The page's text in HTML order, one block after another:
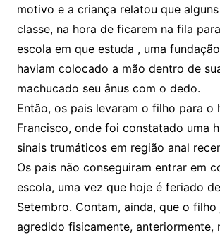
motivo e a criança relatou que
classe, na hora de ficarem na fila
escola em que estuda , uma
haviam colocado a mão dentro de
machucado seu ânus com o dedo.
Então, os pais levaram o filho para o
Francisco, onde foi constatado uma
sinais trumáticos em região anal
Os pais não conseguiram entrar em
escola, uma vez que hoje é feriado
Setembro. Contam, ainda, que o
agredido fisicamente, anteriormente,